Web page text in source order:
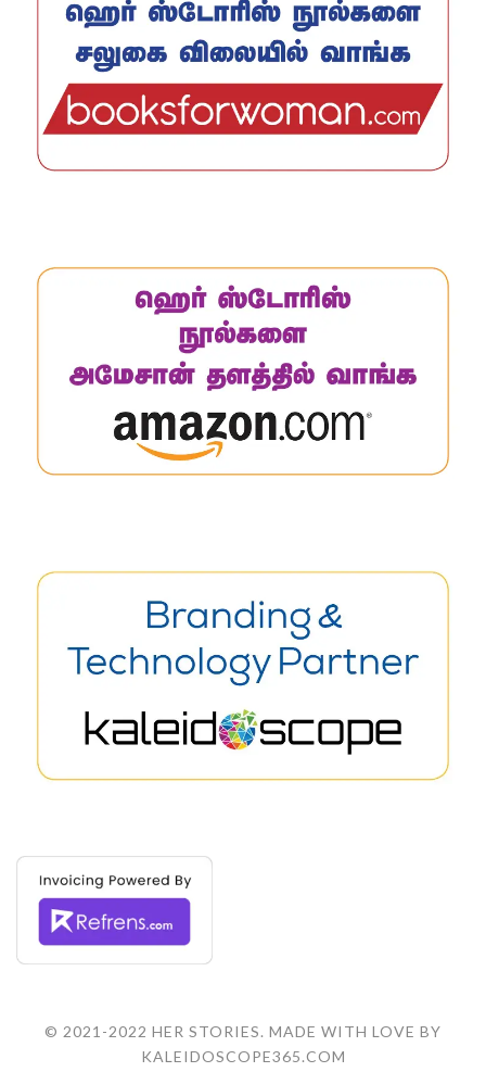
© 2021-2022 HER STORIES. MADE WITH LOVE BY
KALEIDOSCOPE365.COM